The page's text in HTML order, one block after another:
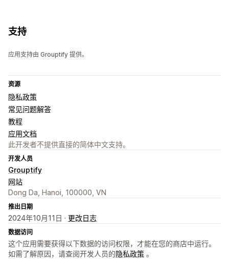
支持
应用支持由 Grouptify 提供。
资源
隐私政策
常见问题解答
教程
应用文档
此开发者不提供直接的简体中文支持。
开发人员
Grouptify
网站
Dong Da, Hanoi, 100000, VN
推出日期
2024年10月11日 · 更改日志
数据访问
这个应用需要获得以下数据的访问权限，才能在您的商店中运行。
如需了解原因，请查阅开发人员的隐私政策 。